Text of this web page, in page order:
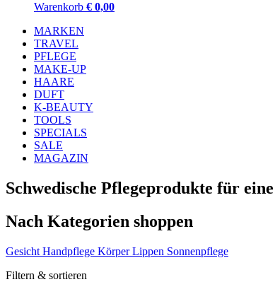
Warenkorb € 0,00
MARKEN
TRAVEL
PFLEGE
MAKE-UP
HAARE
DUFT
K-BEAUTY
TOOLS
SPECIALS
SALE
MAGAZIN
Schwedische Pflegeprodukte für
Nach Kategorien shoppen
Gesicht Handpflege Körper Lippen Sonnenpflege
Filtern & sortieren